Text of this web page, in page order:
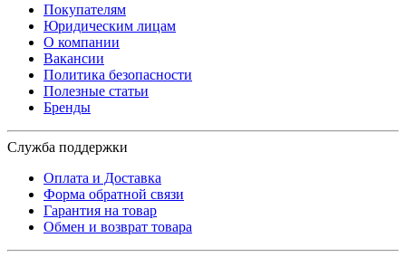
Покупателям
Юридическим лицам
О компании
Вакансии
Политика безопасности
Полезные статьи
Бренды
Служба поддержки
Оплата и Доставка
Форма обратной связи
Гарантия на товар
Обмен и возврат товара